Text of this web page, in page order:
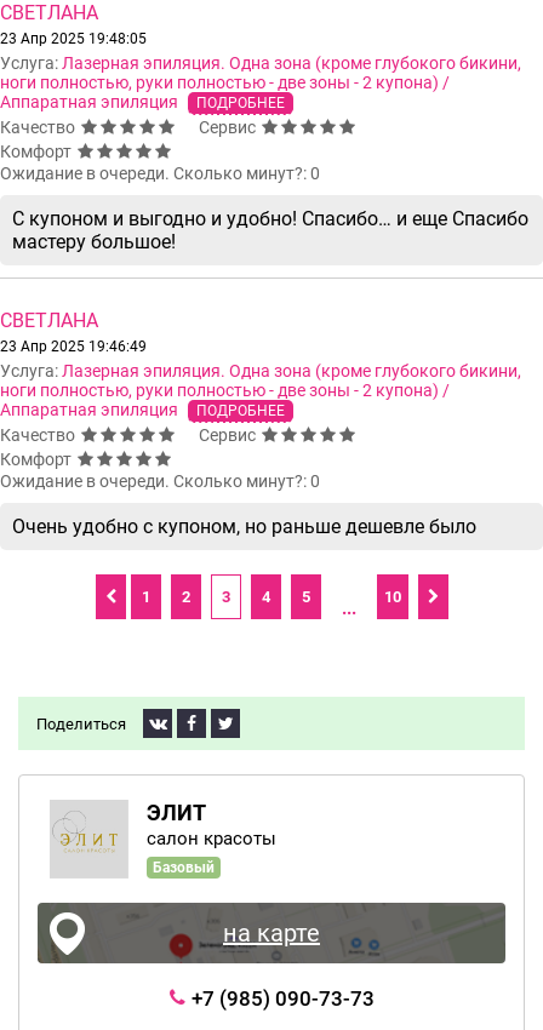
Поделиться
ЭЛИТ
салон красоты
Базовый
на карте
+7 (985) 090-73-73
СВЕТЛАНА
23 Апр 2025 19:48:05
Услуга: Лазерная эпиляция. Одна зона (кроме глубокого бикини,
ноги полностью, руки полностью - две зоны - 2 купона) /
Аппаратная эпиляция
ПОДРОБНЕЕ
Качество
Сервис
Комфорт
Ожидание в очереди. Сколько минут?: 0
С купоном и выгодно и удобно! Спасибо… и еще Спасибо
мастеру большое!
СВЕТЛАНА
23 Апр 2025 19:46:49
Услуга: Лазерная эпиляция. Одна зона (кроме глубокого бикини,
ноги полностью, руки полностью - две зоны - 2 купона) /
Аппаратная эпиляция
ПОДРОБНЕЕ
Качество
Сервис
Комфорт
Ожидание в очереди. Сколько минут?: 0
Очень удобно с купоном, но раньше дешевле было
1 2 3 4 5
...
10